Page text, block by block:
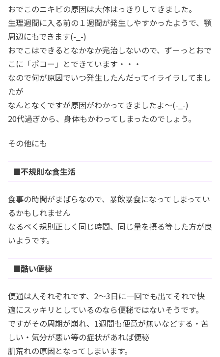
おでこのニキビの原因は大体はっきりしてきました。
生理週間に入る前の１週間が発生しやすかったようで、顎
周辺にもできます(-_-)
おでこはできるとなかなか完治しないので、ずーっとおで
こに「ポコー」とできています・・・
なので何が原因でいつ発生したんだってイライラしてまし
たが
なんとなくですが原因がわかってきましたよ～(-_-)
20代過ぎから、身体もかわってしまったのでしょう。
その他にも
■不規則な食生活
食事の時間がまばらなので、暴飲暴食になってしまってい
るかもしれません
なるべく規則正しく同じ時間、同じ量を摂る等した方が良
いようです。
■酷い便秘
便通は人それぞれです、2～3日に一回でも出てそれで快
適にスッキリとしているのなら便秘ではないそうです。
ですがその周期が崩れ、1週間も便意が無いなどする・苦
しい・気分が悪い等の症状があれば便秘
肌荒れの原因となってしまいます。